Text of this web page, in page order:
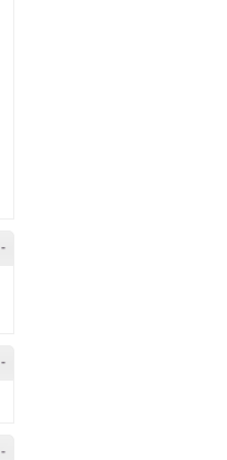
-
-
-